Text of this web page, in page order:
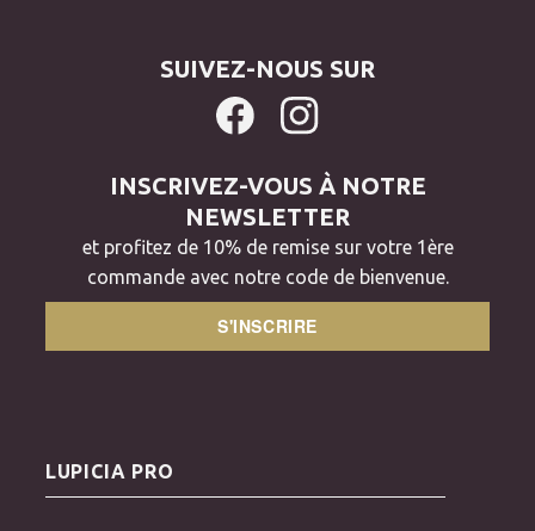
propriétés, il est souvent expédié par avion directement
depuis les plantations japonaises.
POURQUOI CHOISIR UN THÉ PRIMEUR ?
(BIENFAITS ET SAVEURS)
Consommer du Shincha, c'est s'offrir une véritable cure
de vitalité pour sortir de la fatigue hivernale.
Équilibre parfait :
Sencha classique, il est aussi plus harmonieux en
SUIVEZ-NOUS SUR
INSCRIVEZ-VOUS À NOTRE
NEWSLETTER
et profitez de 10% de remise sur votre 1ère
commande avec notre code de bienvenue.
S'INSCRIRE
LUPICIA PRO